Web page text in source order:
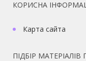
КОРИСНА
Карта сайта
ПІДБІР